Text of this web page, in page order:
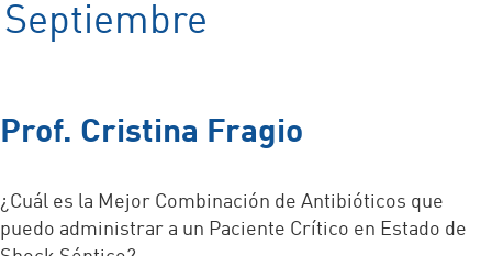
Septiembre
Prof. Cristina Fragio
¿Cuál es la Mejor Combinación de Antibióticos que
puedo administrar a un Paciente Crítico en Estado de